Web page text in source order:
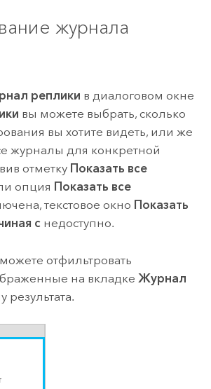
журнала
реплики в диалоговом окне
вы можете выбрать, сколько
вы хотите видеть, или же
журналы для конкретной
отметку Показать все
опция Показать все
текстовое окно Показать
снедоступно.
отфильтровать
на вкладке Журнал
результата.